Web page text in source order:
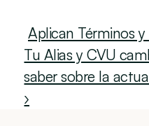
Aplican Términos
Tu Alias y CVU
saber sobre la
›